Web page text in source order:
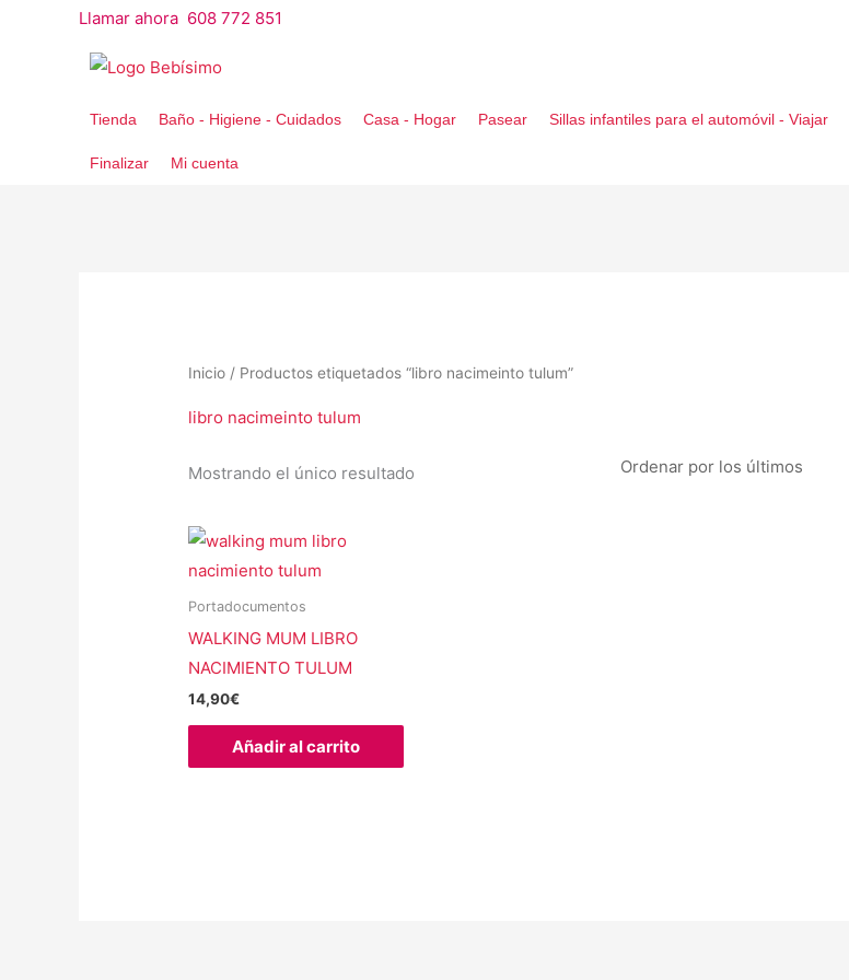
Llamar ahora 608 772 851
Tienda Baño - Higiene - Cuidados Casa - Hogar Pasear Sillas infantiles para el automóvil - Viajar
Finalizar Mi cuenta
Inicio / Productos etiquetados “libro nacimeinto tulum”
libro nacimeinto tulum
Mostrando el único resultado
Portadocumentos
WALKING MUM LIBRO
NACIMIENTO TULUM
14,90€
Añadir al carrito